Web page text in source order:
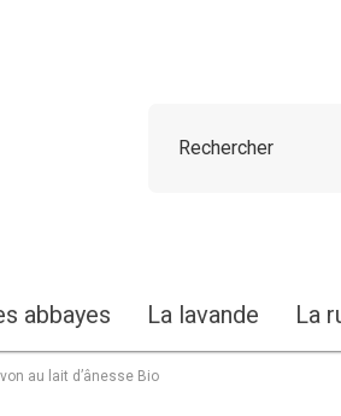
abbayes La lavande La
au lait d’ânesse Bio